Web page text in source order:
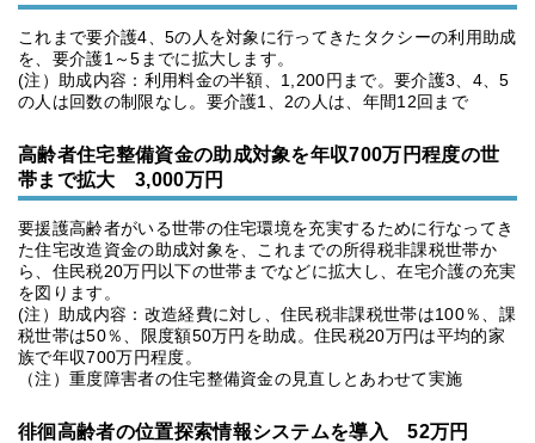
これまで要介護4、5の人を対象に行ってきたタクシーの利用助成
を、要介護1～5までに拡大します。
(注）助成内容：利用料金の半額、1,200円まで。要介護3、4、5
の人は回数の制限なし。要介護1、2の人は、年間12回まで
高齢者住宅整備資金の助成対象を年収700万円程度の世
帯まで拡大 3,000万円
要援護高齢者がいる世帯の住宅環境を充実するために行なってき
た住宅改造資金の助成対象を、これまでの所得税非課税世帯か
ら、住民税20万円以下の世帯までなどに拡大し、在宅介護の充実
を図ります。
(注）助成内容：改造経費に対し、住民税非課税世帯は100％、課
税世帯は50％、限度額50万円を助成。住民税20万円は平均的家
族で年収700万円程度。
（注）重度障害者の住宅整備資金の見直しとあわせて実施
徘徊高齢者の位置探索情報システムを導入 52万円